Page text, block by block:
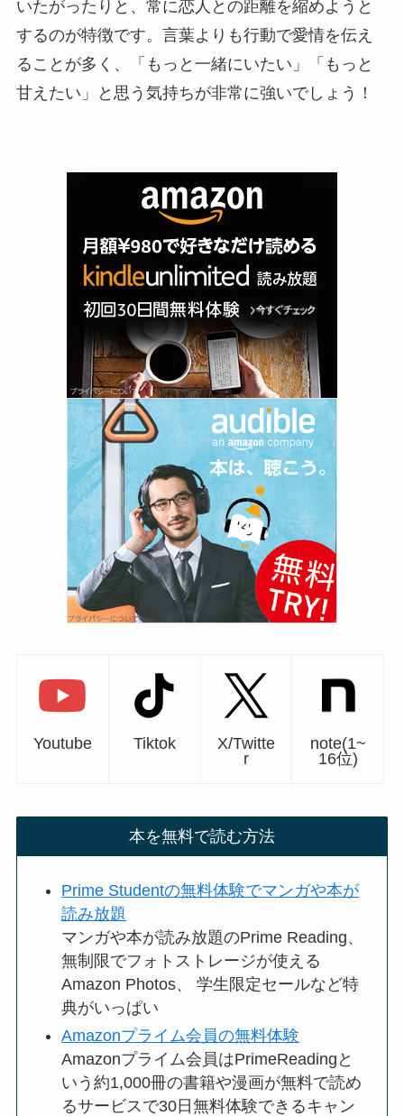
いたがったりと、常に恋人との距離を縮めようと
するのが特徴です。言葉よりも行動で愛情を伝え
ることが多く、「もっと一緒にいたい」「もっと
甘えたい」と思う気持ちが非常に強いでしょう！
Youtube Tiktok
X/Twitte
r
note(1~
16位)
本を無料で読む方法
Prime Studentの無料体験でマンガや本が
読み放題
マンガや本が読み放題のPrime Reading、
無制限でフォトストレージが使える
Amazon Photos、 学生限定セールなど特
典がいっぱい
Amazonプライム会員の無料体験
Amazonプライム会員はPrimeReadingと
いう約1,000冊の書籍や漫画が無料で読め
るサービスで30日無料体験できるキャン